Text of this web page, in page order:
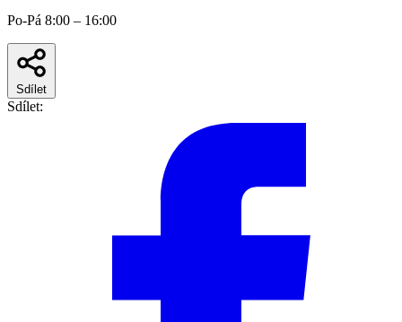
Po-Pá 8:00 – 16:00
Sdílet
Sdílet: